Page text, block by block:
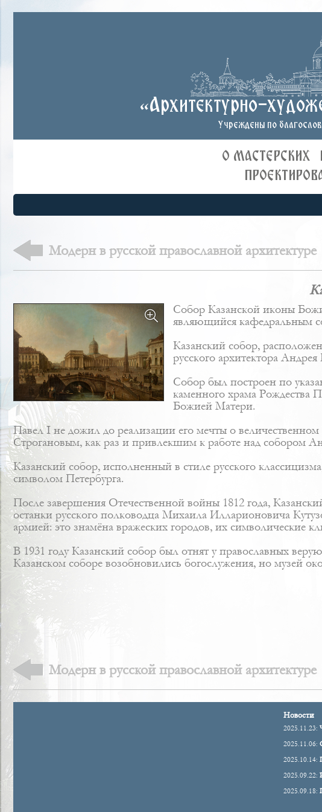
«Архитектурно-
Учреждены по
О МАСТЕРСКИХ
Модерн в русской православной архитектуре
Собор Казанской иконы
являющийся кафедральным
Казанский собор,
русского архитектора Андрея
Собор был построен по
каменного храма Рождества
Божией Матери.
Павел I не дожил до реализации его мечты о
Строгановым, как раз и привлекшим к работе над собором
Казанский собор, исполненный в стиле русского
символом Петербурга.
После завершения Отечественной войны 1812 года,
останки русского полководца Михаила Илларионовича
армией: это знамёна вражеских городов, их символические
В 1931 году Казанский собор был отнят у православных
Казанском соборе возобновились богослужения, но музей
Модерн в русской православной архитектуре
Новости
2025.11.23:
2025.11.06:
2025.10.14:
2025.09.22:
2025.09.18: